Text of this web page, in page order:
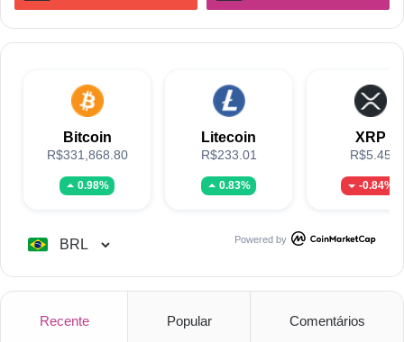
Bitcoin
R$331,868.80
0.98%
Litecoin
R$233.01
0.83%
XRP
R$5.45
-0.84%
Powered by
Recente Popular Comentários